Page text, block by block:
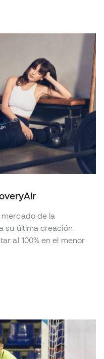
de la
su última creación
al 100% en el menor